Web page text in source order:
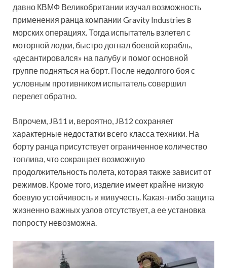
давно КВМФ Великобритании изучал возможность
применения ранца компании Gravity Industries в
морских операциях. Тогда испытатель взлетел с
моторной лодки, быстро догнал боевой корабль,
«десантировался» на палубу и помог основной
группе подняться на борт. После недолгого боя с
условным противником испытатель совершил
перелет обратно.
Впрочем, JB11 и, вероятно, JB12 сохраняет
характерные недостатки всего класса техники. На
борту ранца присутствует ограниченное количество
топлива, что сокращает возможную
продолжительность полета, которая также зависит от
режимов. Кроме того, изделие имеет крайне низкую
боевую устойчивость и живучесть. Какая-либо защита
жизненно важных узлов отсутствует, а ее установка
попросту невозможна.